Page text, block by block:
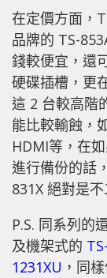
在定價方面，
品牌的 TS-
錢較便宜，還
硬碟插槽，更
這 2 台較高階
能比較輸蝕，
HDMI等，在
進行備份的話
831X 絕對是不
P.S. 同系列的
及機架式的
1231XU ，同